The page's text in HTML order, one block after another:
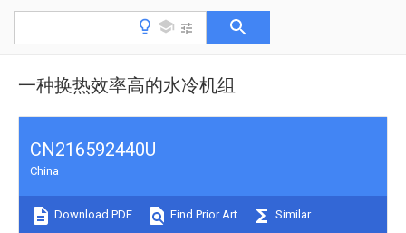
一种换热效率高的水冷机组
CN216592440U
China
Download PDF Find Prior Art Similar